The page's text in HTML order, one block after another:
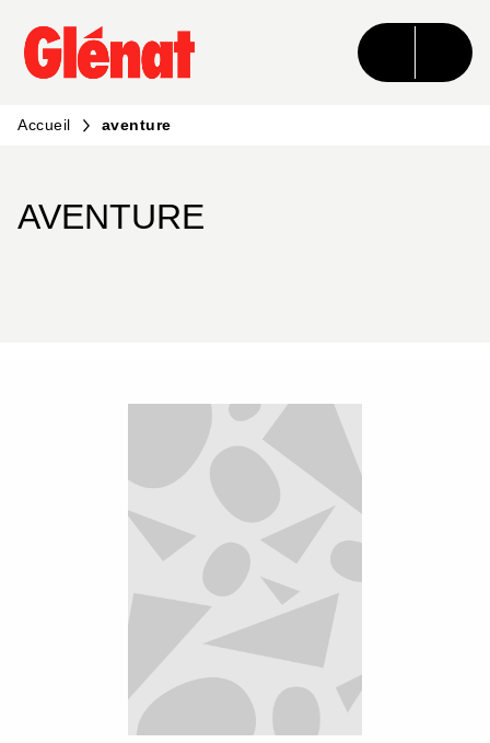
MENU RECHERCHE CONTENU
PIED DE PAGE
Accueil aventure
AVENTURE